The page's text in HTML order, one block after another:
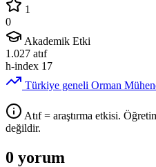
1
0
Akademik Etki
1.027 atıf
h-index 17
Türkiye geneli Orman
Atıf = araştırma etkisi.
değildir.
0 yorum